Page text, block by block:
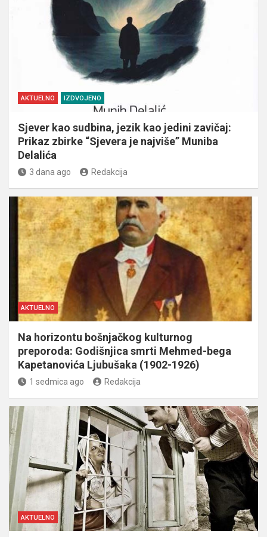
AKTUELNO IZDVOJENO
Sjever kao sudbina, jezik kao jedini zavičaj:
Prikaz zbirke “Sjevera je najviše” Muniba
Delalića
3 dana ago Redakcija
AKTUELNO
Na horizontu bošnjačkog kulturnog
preporoda: Godišnjica smrti Mehmed-bega
Kapetanovića Ljubušaka (1902-1926)
1 sedmica ago Redakcija
AKTUELNO